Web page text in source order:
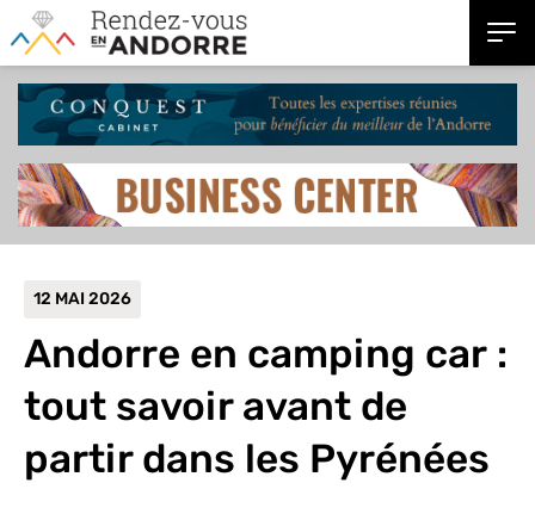
12 MAI 2026
Andorre en camping car :
tout savoir avant de
partir dans les Pyrénées